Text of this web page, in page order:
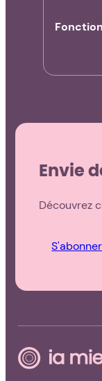
Envie
Découvrez